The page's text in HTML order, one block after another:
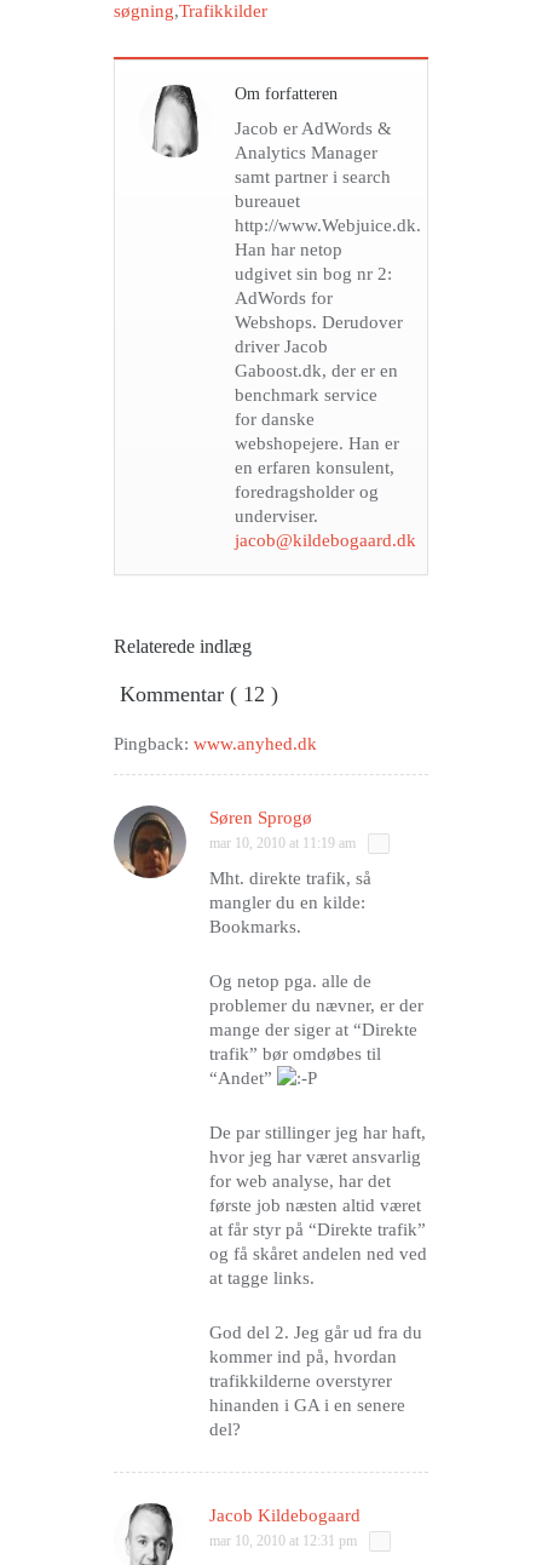
søgning,Trafikkilder
Om forfatteren
Jacob er AdWords &
Analytics Manager
samt partner i search
bureauet
http://www.Webjuice.dk.
Han har netop
udgivet sin bog nr 2:
AdWords for
Webshops. Derudover
driver Jacob
Gaboost.dk, der er en
benchmark service
for danske
webshopejere. Han er
en erfaren konsulent,
foredragsholder og
underviser.
jacob@kildebogaard.dk
Relaterede indlæg
Kommentar ( 12 )
Pingback: www.anyhed.dk
Søren Sprogø
mar 10, 2010 at 11:19 am
Mht. direkte trafik, så
mangler du en kilde:
Bookmarks.
Og netop pga. alle de
problemer du nævner, er der
mange der siger at “Direkte
trafik” bør omdøbes til
“Andet”
De par stillinger jeg har haft,
hvor jeg har været ansvarlig
for web analyse, har det
første job næsten altid været
at får styr på “Direkte trafik”
og få skåret andelen ned ved
at tagge links.
God del 2. Jeg går ud fra du
kommer ind på, hvordan
trafikkilderne overstyrer
hinanden i GA i en senere
del?
Jacob Kildebogaard
mar 10, 2010 at 12:31 pm